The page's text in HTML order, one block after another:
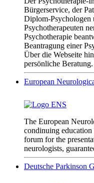
Bürgerservice, der
Diplom-Psychologen
Psychotherapeuten
Psychotherapie
Beantragung einer
Über die Webseite
persönliche Beratung.
European
The European
condinuing
forum for the
neurologists,
Deutsche Parkinson